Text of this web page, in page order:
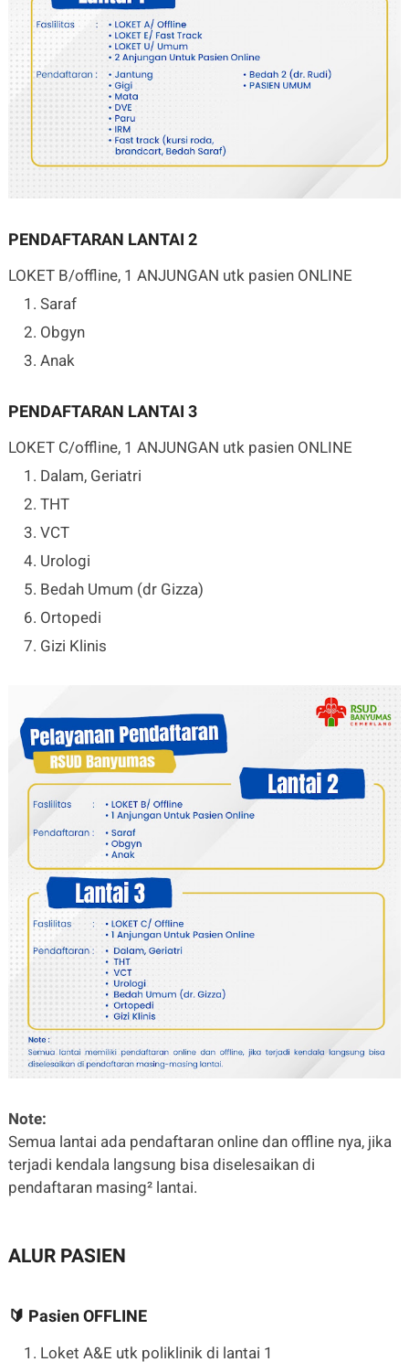
PENDAFTARAN LANTAI 2
LOKET B/offline, 1 ANJUNGAN utk pasien ONLINE
Saraf
Obgyn
Anak
PENDAFTARAN LANTAI 3
LOKET C/offline, 1 ANJUNGAN utk pasien ONLINE
Dalam, Geriatri
THT
VCT
Urologi
Bedah Umum (dr Gizza)
Ortopedi
Gizi Klinis
Note:
Semua lantai ada pendaftaran online dan offline nya, jika
terjadi kendala langsung bisa diselesaikan di
pendaftaran masing² lantai.
ALUR PASIEN
🔰 Pasien OFFLINE
Loket A&E utk poliklinik di lantai 1